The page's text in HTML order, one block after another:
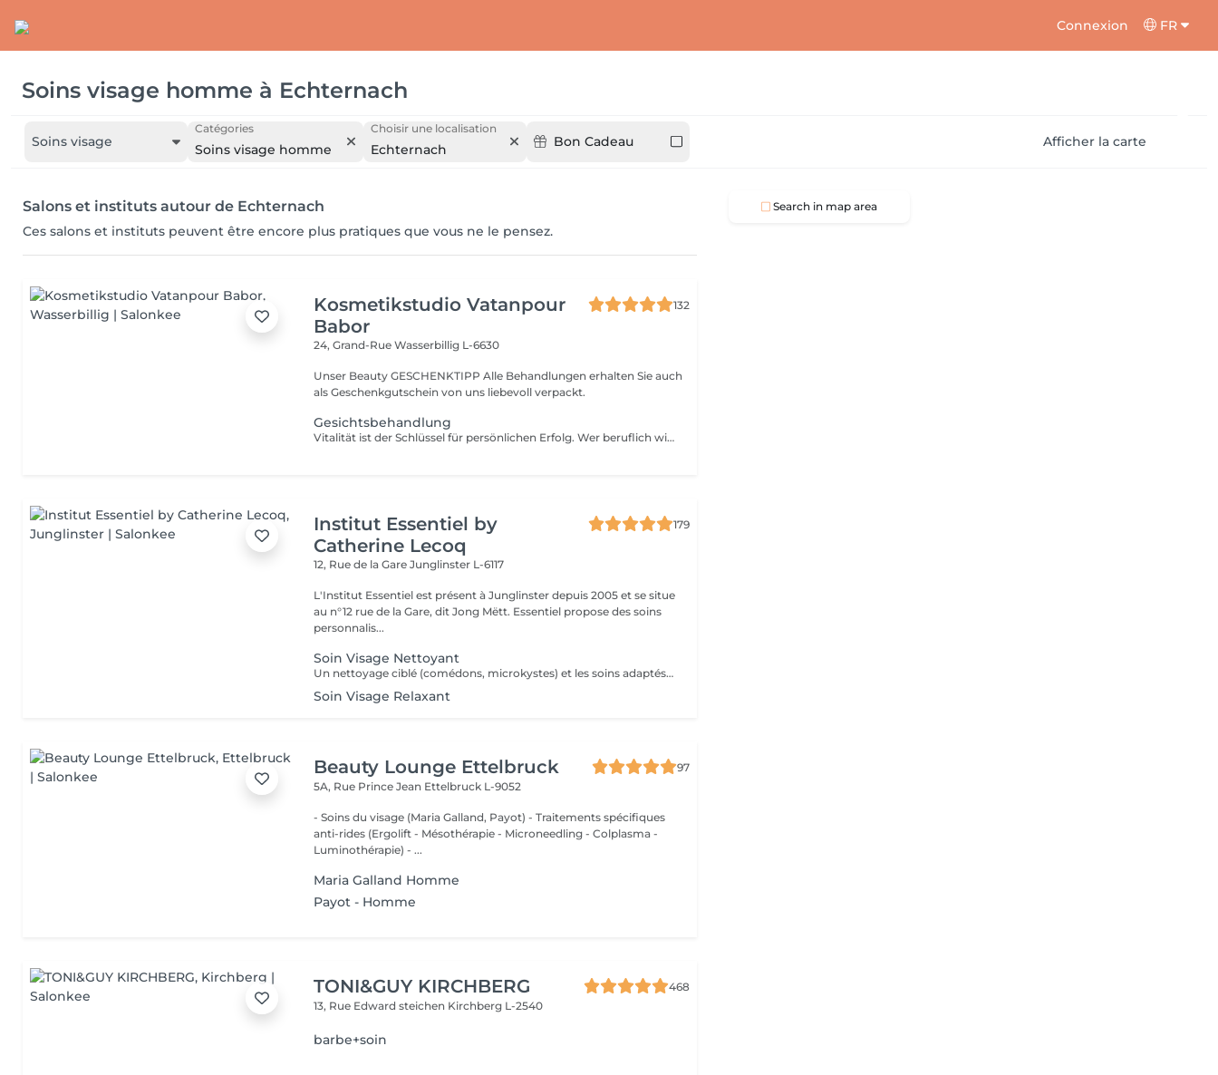
Connexion FR
Soins visage homme à Echternach
Soins visage
Catégories
Soins visage homme
Choisir une localisation
Echternach Bon Cadeau Afficher la carte
Salons et instituts autour de Echternach
Ces salons et instituts peuvent être encore plus pratiques que vous ne le pensez.
Kosmetikstudio Vatanpour
Babor
132
24, Grand-RueWasserbillig L-6630
Unser Beauty GESCHENKTIPP Alle Behandlungen erhalten Sie auch
als Geschenkgutschein von uns liebevoll verpackt.
Gesichtsbehandlung
Vitalität ist der Schlüssel für persönlichen Erfolg. Wer beruflich wie privat zupackend auftritt, wirkt souverän und fühlt sich wohl in seiner Haut. Unser Anspruch ist es, diese vitale Energie zu erhalten. Den Attraktivität ist etwas sehr Individuelles und keine Frage des Alters. Auszeit für Körper, Geist und Seele. Die aufeinander abgestimmte Kombination aus einer belebenden Pflege und kraftspendenden Massagen weckt schnell die Lebensgeister und macht wieder munter. Fühlen Sie sich frischer, vitaler und meistern Sie Herausforderungen mit neuem Elan. Unsere wohltuenden BABOR Men Behandlungen vertreiben zuverlässig Stress und Anspannung. BABOR Men schenkt Ihrer Haut ein attraktives, vitales Aussehen und Entspannung pur. NEUE ENERGIE TANKEN Diese erfrischende Gesichtsbehandlung ist ein intensives Verwöhnerlebnis. Sie aktiviert und belebt zugleich, damit Sie wieder gestärkt in den Alltag eintauchen können.
Institut Essentiel by
Catherine Lecoq
179
12, Rue de la GareJunglinster L-6117
L'Institut Essentiel est présent à Junglinster depuis 2005 et se situe
au n°12 rue de la Gare, dit Jong Mëtt. Essentiel propose des soins
personnalis...
Soin Visage Nettoyant
Un nettoyage ciblé (comédons, microkystes) et les soins adaptés avant et après le nettoyage.
Soin Visage Relaxant
Beauty Lounge Ettelbruck
97
5A, Rue Prince Jean Ettelbruck L-9052
- Soins du visage (Maria Galland, Payot) - Traitements spécifiques
anti-rides (Ergolift - Mésothérapie - Microneedling - Colplasma -
Luminothérapie) - ...
Maria Galland Homme
Payot - Homme
TONI&GUY KIRCHBERG
468
13, Rue Edward steichen Kirchberg L-2540
barbe+soin
Search in map area